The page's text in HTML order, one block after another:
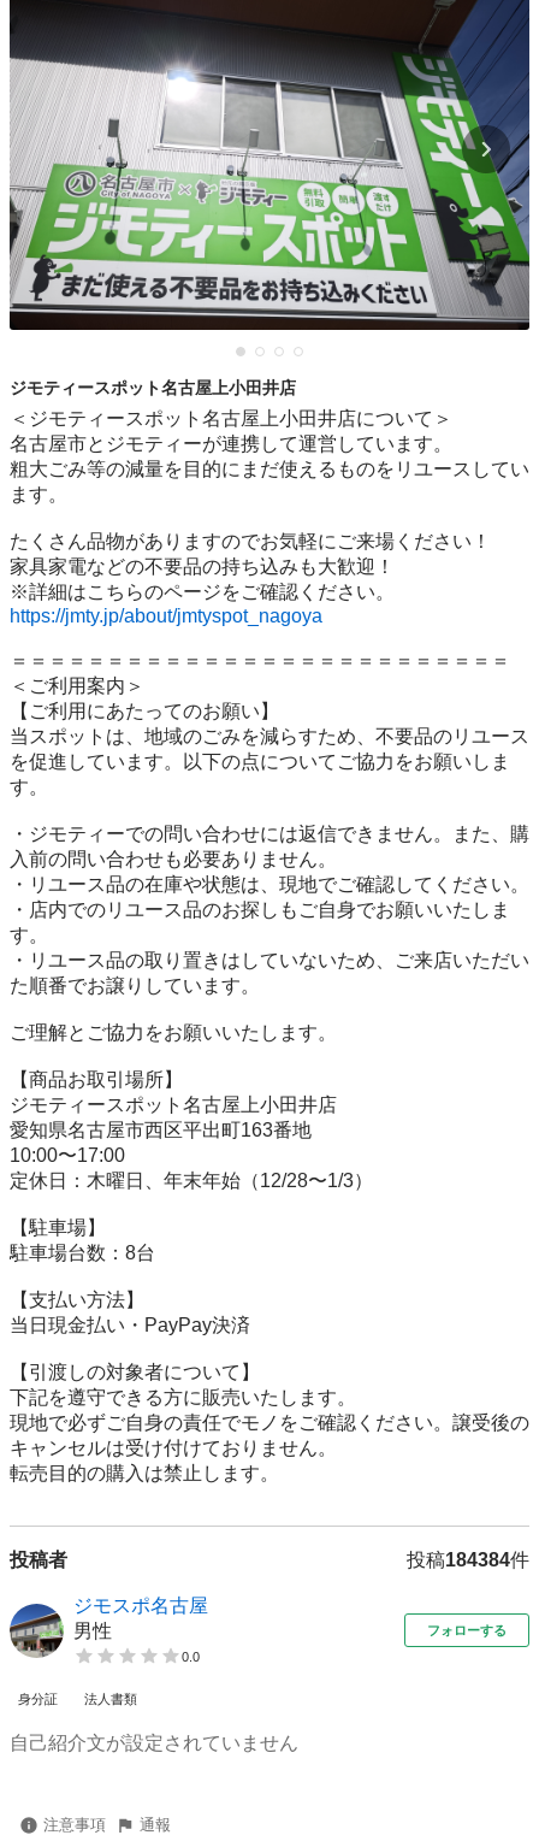
ジモティースポット名古屋上小田井店
＜ジモティースポット名古屋上小田井店について＞
名古屋市とジモティーが連携して運営しています。
粗⼤ごみ等の減量を⽬的にまだ使えるものをリユースしてい
ます。
たくさん品物がありますのでお気軽にご来場ください！
家具家電などの不要品の持ち込みも大歓迎！
https://jmty.jp/about/jmtyspot_nagoya
＝＝＝＝＝＝＝＝＝＝＝＝＝＝＝＝＝＝＝＝＝＝＝＝＝＝
＜ご利用案内＞
【ご利用にあたってのお願い】
当スポットは、地域のごみを減らすため、不要品のリユース
を促進しています。以下の点についてご協力をお願いしま
す。
・ジモティーでの問い合わせには返信できません。また、購
入前の問い合わせも必要ありません。
・リユース品の在庫や状態は、現地でご確認してください。
・店内でのリユース品のお探しもご自身でお願いいたしま
す。
・リユース品の取り置きはしていないため、ご来店いただい
た順番でお譲りしています。
ご理解とご協力をお願いいたします。
【商品お取引場所】
ジモティースポット名古屋上小田井店
愛知県名古屋市西区平出町163番地
10:00〜17:00
定休日：木曜日、年末年始（12/28〜1/3）
【駐⾞場】
駐車場台数：8台
【⽀払い⽅法】
当日現金払い・PayPay決済
【引渡しの対象者について】
下記を遵守できる⽅に販売いたします。
現地で必ずご⾃⾝の責任でモノをご確認ください。譲受後の
キャンセルは受け付けておりません。
転売⽬的の購⼊は禁⽌します。
投稿者 投稿184384件
ジモスポ名古屋
男性
0.0
フォローする
身分証 法人書類
自己紹介文が設定されていません
注意事項 通報